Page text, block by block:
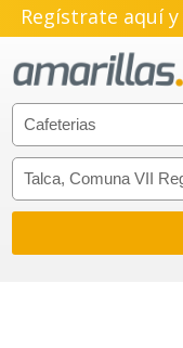
Regístrate aquí